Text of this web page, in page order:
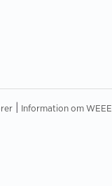
| Information om WEEE